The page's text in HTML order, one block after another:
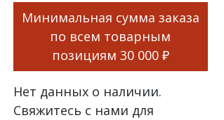
Минимальная сумма заказа
по всем товарным
позициям 30 000 ₽
Нет данных о наличии.
Свяжитесь с нами для